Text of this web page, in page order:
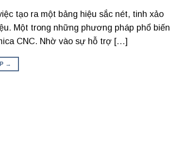
tạo ra một bảng hiệu sắc nét, tinh xảo
Một trong những phương pháp phổ biến
CNC. Nhờ vào sự hỗ trợ […]
→